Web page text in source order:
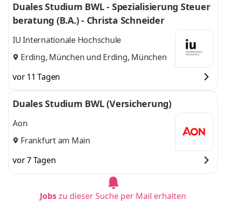
Duales Studium BWL - Spezialisierung Steuer
beratung (B.A.) - Christa Schneider
IU Internationale Hochschule
Erding, München und Erding, München
vor 11 Tagen
Duales Studium BWL (Versicherung)
Aon
Frankfurt am Main
vor 7 Tagen
Jobszu dieser Suche per Mail erhalten